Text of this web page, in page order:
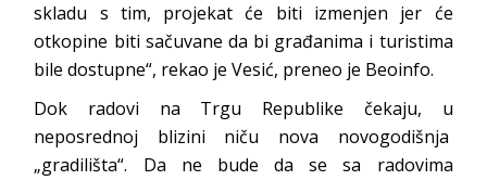
skladu s tim, projekat će biti izmenjen jer će
otkopine biti sačuvane da bi građanima i turistima
bile dostupne“, rekao je Vesić, preneo je Beoinfo.
Dok radovi na Trgu Republike čekaju, u
neposrednoj blizini niču nova novogodišnja
„gradilišta“. Da ne bude da se sa radovima